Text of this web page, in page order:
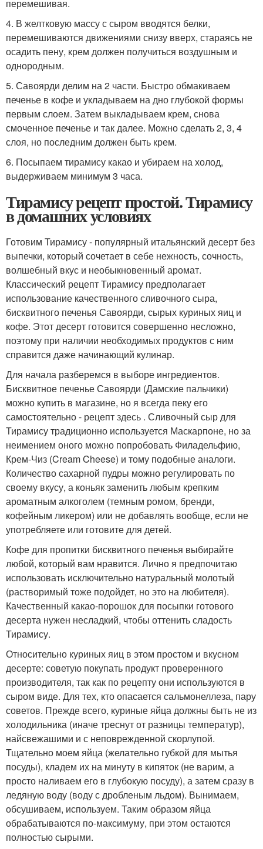
перемешивая.
4. В желтковую массу с сыром вводятся белки,
перемешиваются движениями снизу вверх, стараясь не
осадить пену, крем должен получиться воздушным и
однородным.
5. Савоярди делим на 2 части. Быстро обмакиваем
печенье в кофе и укладываем на дно глубокой формы
первым слоем. Затем выкладываем крем, снова
смоченное печенье и так далее. Можно сделать 2, 3, 4
слоя, но последним должен быть крем.
6. Посыпаем тирамису какао и убираем на холод,
выдерживаем минимум 3 часа.
Тирамису рецепт простой. Тирамису
в домашних условиях
Готовим Тирамису - популярный итальянский десерт без
выпечки, который сочетает в себе нежность, сочность,
волшебный вкус и необыкновенный аромат.
Классический рецепт Тирамису предполагает
использование качественного сливочного сыра,
бисквитного печенья Савоярди, сырых куриных яиц и
кофе. Этот десерт готовится совершенно несложно,
поэтому при наличии необходимых продуктов с ним
справится даже начинающий кулинар.
Для начала разберемся в выборе ингредиентов.
Бисквитное печенье Савоярди (Дамские пальчики)
можно купить в магазине, но я всегда пеку его
самостоятельно - рецепт здесь . Сливочный сыр для
Тирамису традиционно используется Маскарпоне, но за
неимением оного можно попробовать Филадельфию,
Крем-Чиз (Cream Cheese) и тому подобные аналоги.
Количество сахарной пудры можно регулировать по
своему вкусу, а коньяк заменить любым крепким
ароматным алкоголем (темным ромом, бренди,
кофейным ликером) или не добавлять вообще, если не
употребляете или готовите для детей.
Кофе для пропитки бисквитного печенья выбирайте
любой, который вам нравится. Лично я предпочитаю
использовать исключительно натуральный молотый
(растворимый тоже подойдет, но это на любителя).
Качественный какао-порошок для посыпки готового
десерта нужен несладкий, чтобы оттенить сладость
Тирамису.
Относительно куриных яиц в этом простом и вкусном
десерте: советую покупать продукт проверенного
производителя, так как по рецепту они используются в
сыром виде. Для тех, кто опасается сальмонеллеза, пару
советов. Прежде всего, куриные яйца должны быть не из
холодильника (иначе треснут от разницы температур),
найсвежашими и с неповрежденной скорлупой.
Тщательно моем яйца (желательно губкой для мытья
посуды), кладем их на минуту в кипяток (не варим, а
просто наливаем его в глубокую посуду), а затем сразу в
ледяную воду (воду с дробленым льдом). Вынимаем,
обсушиваем, используем. Таким образом яйца
обрабатываются по-максимуму, при этом остаются
полностью сырыми.